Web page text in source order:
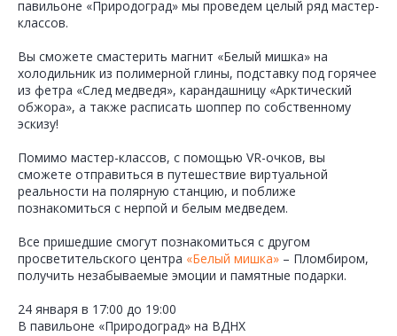
павильоне «Природоград» мы проведем целый ряд мастер-
классов.
Вы сможете смастерить магнит «Белый мишка» на
холодильник из полимерной глины, подставку под горячее
из фетра «След медведя», карандашницу «Арктический
обжора», а также расписать шоппер по собственному
эскизу!
Помимо мастер-классов, с помощью VR-очков, вы
сможете отправиться в путешествие виртуальной
реальности на полярную станцию, и поближе
познакомиться с нерпой и белым медведем.
Все пришедшие смогут познакомиться с другом
просветительского центра «Белый мишка» – Пломбиром,
получить незабываемые эмоции и памятные подарки.
24 января в 17:00 до 19:00
В павильоне «Природоград» на ВДНХ